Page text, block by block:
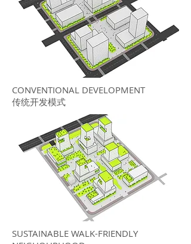
CONVENTIONAL DEVELOPMENT
传统开发模式
SUSTAINABLE WALK-FRIENDLY